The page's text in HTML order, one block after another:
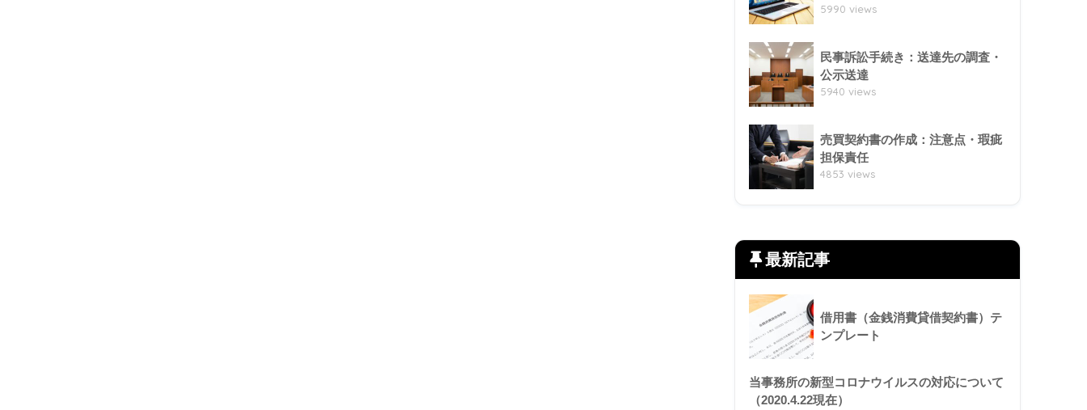
5990 views
民事訴訟手続き：送達先の調査・
公示送達
5940 views
売買契約書の作成：注意点・瑕疵
担保責任
4853 views
最新記事
借用書（金銭消費貸借契約書）テ
ンプレート
当事務所の新型コロナウイルスの対応について
（2020.4.22現在）